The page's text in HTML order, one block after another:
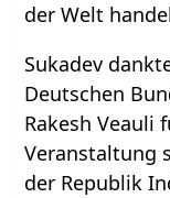
der Welt
Sukadev
Deutschen
Rakesh Veauli
Veranstaltung
der Republik